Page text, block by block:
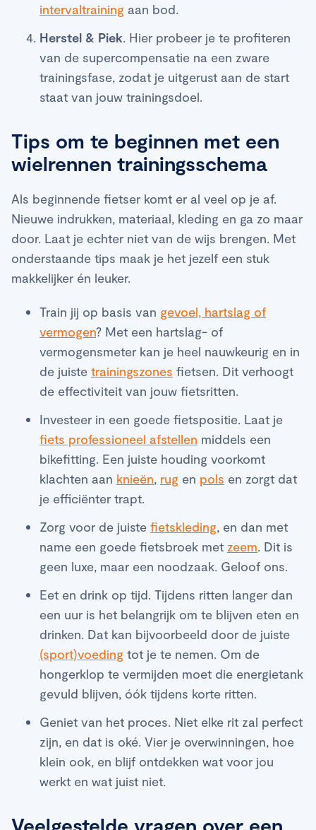
intervaltraining aan bod.
Herstel & Piek. Hier probeer je te profiteren
van de supercompensatie na een zware
trainingsfase, zodat je uitgerust aan de start
staat van jouw trainingsdoel.
Tips om te beginnen met een
wielrennen trainingsschema
Als beginnende fietser komt er al veel op je af.
Nieuwe indrukken, materiaal, kleding en ga zo maar
door. Laat je echter niet van de wijs brengen. Met
onderstaande tips maak je het jezelf een stuk
makkelijker én leuker.
Train jij op basis van gevoel, hartslag of
vermogen? Met een hartslag- of
vermogensmeter kan je heel nauwkeurig en in
de juiste trainingszones fietsen. Dit verhoogt
de effectiviteit van jouw fietsritten.
Investeer in een goede fietspositie. Laat je
fiets professioneel afstellen middels een
bikefitting. Een juiste houding voorkomt
klachten aan knieën, rug en pols en zorgt dat
je efficiënter trapt.
Zorg voor de juiste fietskleding, en dan met
name een goede fietsbroek met zeem. Dit is
geen luxe, maar een noodzaak. Geloof ons.
Eet en drink op tijd. Tijdens ritten langer dan
een uur is het belangrijk om te blijven eten en
drinken. Dat kan bijvoorbeeld door de juiste
(sport)voeding tot je te nemen. Om de
hongerklop te vermijden moet die energietank
gevuld blijven, óók tijdens korte ritten.
Geniet van het proces. Niet elke rit zal perfect
zijn, en dat is oké. Vier je overwinningen, hoe
klein ook, en blijf ontdekken wat voor jou
werkt en wat juist niet.
Veelgestelde vragen over een